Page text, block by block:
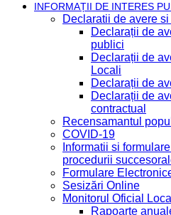
INFORMAȚII DE INTERES
Declaratii de avere
Declarații de
publici
Declarații de
Locali
Declarații de
Declarații de
contractual
Recensamantul
COVID-19
Informatii si
procedurii
Formulare
Sesizări Online
Monitorul Oficial Local
Rapoarte